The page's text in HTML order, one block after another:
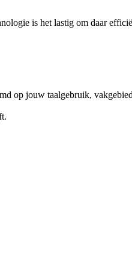
is het lastig om daar
op jouw taalgebruik,